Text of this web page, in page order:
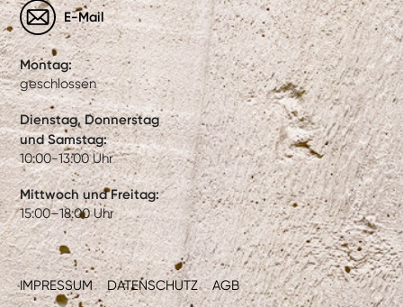
IMPRESSUM DATENSCHUTZ AGB
E-Mail
Montag:
geschlossen
Dienstag, Donnerstag
und Samstag:
10:00-13:00 Uhr
Mittwoch und Freitag:
15:00–18:00 Uhr